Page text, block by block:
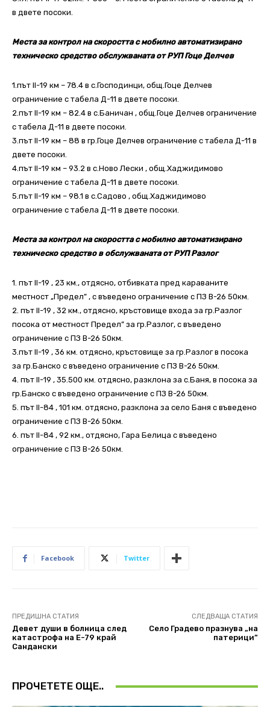
в двете посоки.
Места за контрол на скоростта с мобилно автоматизирано
техническо средство обслужваната от РУП Гоце Делчев
1.път ІІ-19 км – 78.4 в с.Господинци, общ.Гоце Делчев
ограничение с табела Д-11 в двете посоки.
2.път ІІ-19 км – 82.4 в с.Баничан , общ.Гоце Делчев ограничение
с табела Д-11 в двете посоки.
3.път ІІ-19 км – 88 в гр.Гоце Делчев ограничение с табела Д-11 в
двете посоки.
4.път ІІ-19 км – 93.2 в с.Ново Лески , общ.Хаджидимово
ограничение с табела Д-11 в двете посоки.
5.път ІІ-19 км – 98.1 в с.Садово , общ.Хаджидимово
ограничение с табела Д-11 в двете посоки.
Места за контрол на скоростта с мобилно автоматизирано
техническо средство в обслужваната от РУП Разлог
1. път II-19 , 23 км., отдясно, отбивката пред караваните
местност „Предел” , с въведено ограничение с ПЗ В-26 50км.
2. път II-19 , 32 км., отдясно, кръстовище входа за гр.Разлог
посока от местност Предел” за гр.Разлог, с въведено
ограничение с ПЗ В-26 50км.
3.път II-19 , 36 км. отдясно, кръстовище за гр.Разлог в посока
за гр.Банско с въведено ограничение с ПЗ В-26 50км.
4. път II-19 , 35.500 км. отдясно, разклона за с.Баня, в посока за
гр.Банско с въведено ограничение с ПЗ В-26 50км.
5. път II-84 , 101 км. отдясно, разклона за село Баня с въведено
ограничение с ПЗ В-26 50км.
6. път II-84 , 92 км., отдясно, Гара Белица с въведено
ограничение с ПЗ В-26 50км.
Facebook Twitter
ПРЕДИШНА СТАТИЯ
Девет души в болница след
катастрофа на Е-79 край
Сандански
СЛЕДВАЩА СТАТИЯ
Село Градево празнува „на
патерици”
ПРОЧЕТЕТЕ ОЩЕ..